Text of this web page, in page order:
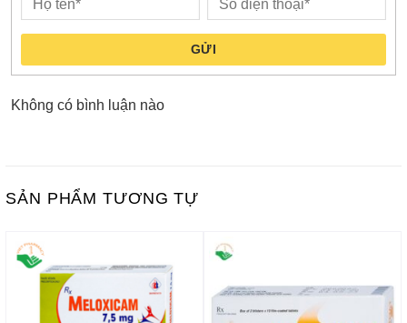
GỬI
Không có bình luận nào
SẢN PHẨM TƯƠNG TỰ